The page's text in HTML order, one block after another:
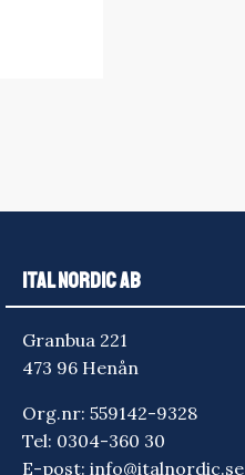
ITAL NORDIC AB
Granbua 221
473 96 Henån
Org.nr: 559142-9328
Tel: 0304-360 30
E-post:info@italnordic.se